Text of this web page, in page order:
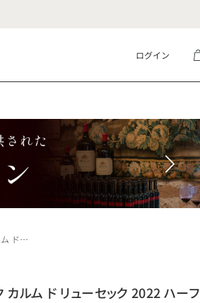
ログイン
フト
ルドー 白ワイン
カルム ド リューセック 2022 ハーフ